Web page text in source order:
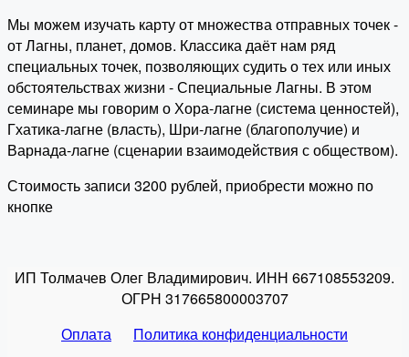
Мы можем изучать карту от множества отправных точек -
от Лагны, планет, домов. Классика даёт нам ряд
специальных точек, позволяющих судить о тех или иных
обстоятельствах жизни - Специальные Лагны. В этом
семинаре мы говорим о Хора-лагне (система ценностей),
Гхатика-лагне (власть), Шри-лагне (благополучие) и
Варнада-лагне (сценарии взаимодействия с обществом).
Стоимость записи 3200 рублей, приобрести можно по
кнопке
ИП Толмачев Олег Владимирович. ИНН 667108553209.
ОГРН 317665800003707
Оплата
Политика конфиденциальности